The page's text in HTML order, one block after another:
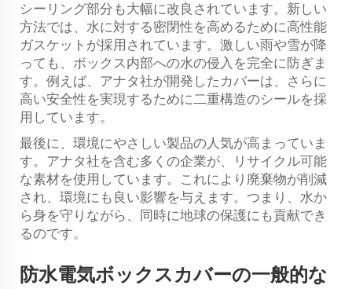
シーリング部分も大幅に改良されています。新しい
方法では、水に対する密閉性を高めるために高性能
ガスケットが採用されています。激しい雨や雪が降
っても、ボックス内部への水の侵入を完全に防ぎま
す。例えば、アナタ社が開発したカバーは、さらに
高い安全性を実現するために二重構造のシールを採
用しています。
最後に、環境にやさしい製品の人気が高まっていま
す。アナタ社を含む多くの企業が、リサイクル可能
な素材を使用しています。これにより廃棄物が削減
され、環境にも良い影響を与えます。つまり、水か
ら身を守りながら、同時に地球の保護にも貢献でき
るのです。
防水電気ボックスカバーの一般的な